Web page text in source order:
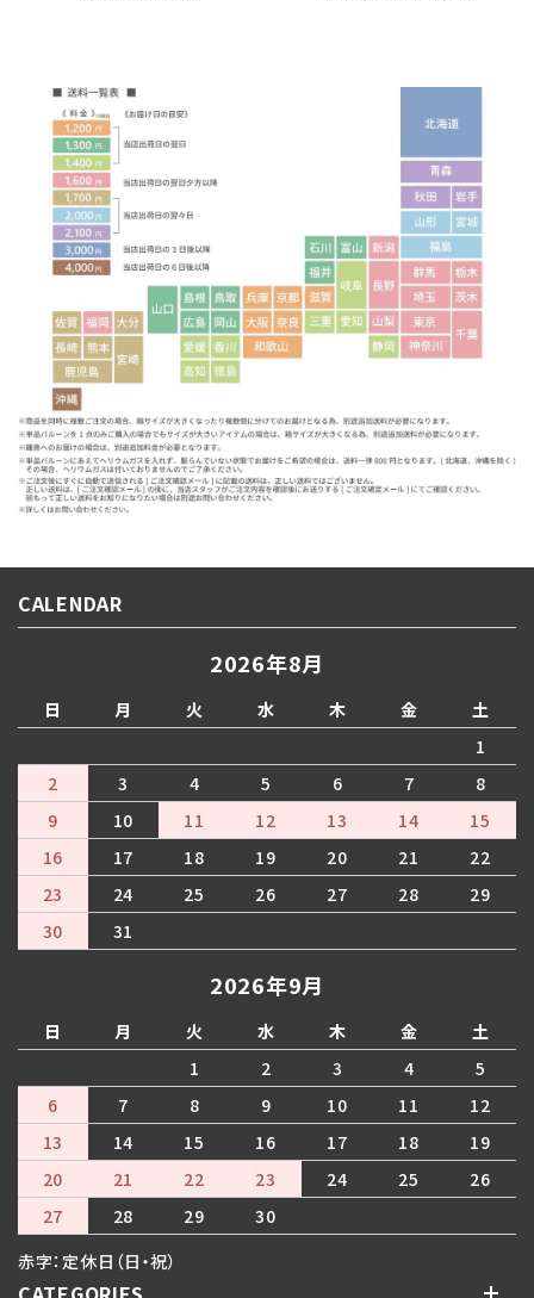
CALENDAR
2026年8月
日 月 火 水 木 金
土
1
2
3 4 5 6 7
8
9
10 11 12 13 14
15
16
17 18 19 20 21
22
23
24 25 26 27 28
29
30
31
2026年9月
日 月 火 水 木 金
土
1
2 3 4
5
6
7 8 9 10 11
12
13
14 15 16 17 18
19
20
21 22 23 24 25
26
27
28 29
30
赤字：定休日（日・祝）